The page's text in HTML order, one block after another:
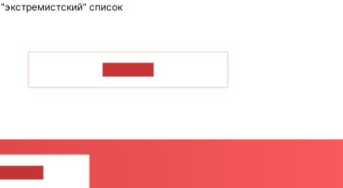
"экстремистский" список